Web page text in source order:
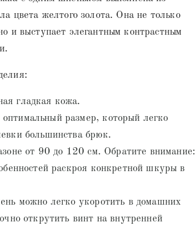
цвета желтого золота. Она не только
и выступает элегантным контрастным
гладкая кожа.
размер, который легко
большинства брюк.
от 90 до 120 см. Обратите внимание:
раскроя конкретной шкуры в
можно легко укоротить в домашних
открутить винт на внутренней